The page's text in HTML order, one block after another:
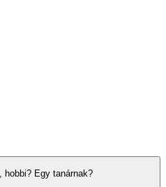
hobbi? Egy tanárnak?